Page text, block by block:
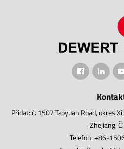
Přidat: č. 1507 Taoyuan Road, okres
Zhejiang,
Telefon: +86-